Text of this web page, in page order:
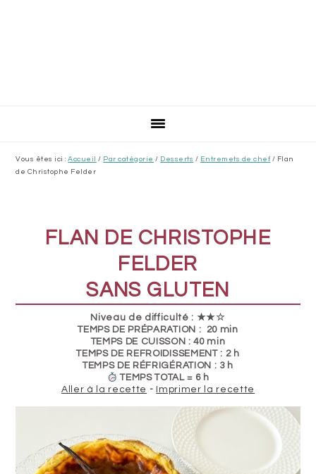
Vous êtes ici :Accueil / Par catégorie / Desserts / Entremets de chef / Flan
de Christophe Felder
FLAN DE CHRISTOPHE
FELDER
SANS GLUTEN
Niveau de difficulté : ★★☆
TEMPS DE PRÉPARATION : 20 min
TEMPS DE CUISSON : 40 min
TEMPS DE REFROIDISSEMENT : 2 h
TEMPS DE RÉFRIGÉRATION : 3 h
TEMPS TOTAL = 6 h
Aller à la recette - Imprimer la recette